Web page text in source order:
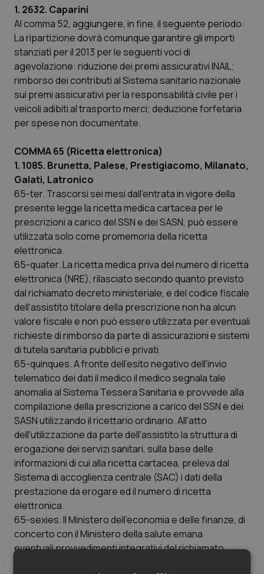
Umbria
Valle D’Aosta
Veneto
Oftalmologia
Oncodermatologia
Oncoematologia
Oncologia & Nutrizione
Quotidiano Cardiologia
Quotidiano Chirurgia
Quotidiano Oncologia
Quotidiano Pediatria
Rene & patologie urogenitali
Salute orale & impianti
Sangue & coagulazione
Tiroide
Tumore al seno
Tumore ovarico
Tumori del Polmone & Testa Collo
Tumori gastrointestinali
Ulcera & Reflusso
1. 2632. Caparini
Al comma 52, aggiungere, in fine, il seguente periodo:
La ripartizione dovrà comunque garantire gli importi
stanziati per il 2013 per le seguenti voci di
agevolazione: riduzione dei premi assicurativi INAIL;
rimborso dei contributi al Sistema sanitario nazionale
sui premi assicurativi per la responsabilità civile per i
veicoli adibiti al trasporto merci; deduzione forfetaria
per spese non documentate.
COMMA 65 (Ricetta elettronica)
1. 1085. Brunetta, Palese, Prestigiacomo, Milanato,
Galati, Latronico
65-ter. Trascorsi sei mesi dall'entrata in vigore della
presente legge la ricetta medica cartacea per le
prescrizioni a carico del SSN e dei SASN, può essere
utilizzata solo come promemoria della ricetta
elettronica.
65-quater. La ricetta medica priva del numero di ricetta
elettronica (NRE), rilasciato secondo quanto previsto
dal richiamato decreto ministeriale, e del codice fiscale
dell'assistito titolare della prescrizione non ha alcun
valore fiscale e non può essere utilizzata per eventuali
richieste di rimborso da parte di assicurazioni e sistemi
di tutela sanitaria pubblici e privati.
65-quinques. A fronte dell'esito negativo dell'invio
telematico dei dati il medico il medico segnala tale
anomalia al Sistema Tessera Sanitaria e provvede alla
compilazione della prescrizione a carico del SSN e dei
SASN utilizzando il ricettario ordinario. All'atto
dell'utilizzazione da parte dell'assistito la struttura di
erogazione dei servizi sanitari, sulla base delle
informazioni di cui alla ricetta cartacea, preleva dal
Sistema di accoglienza centrale (SAC) i dati della
prestazione da erogare ed il numero di ricetta
elettronica.
65-sexies. Il Ministero dell'economia e delle finanze, di
concerto con il Ministero della salute emana
eventuali provvedimenti integrativi del richiamato